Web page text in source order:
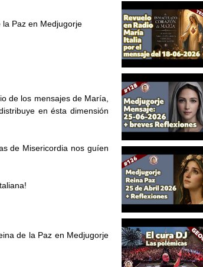
la Paz en Medjugorje
de los mensajes de María,
en ésta dimensión
de Misericordia nos guíen
de la Paz en Medjugorje